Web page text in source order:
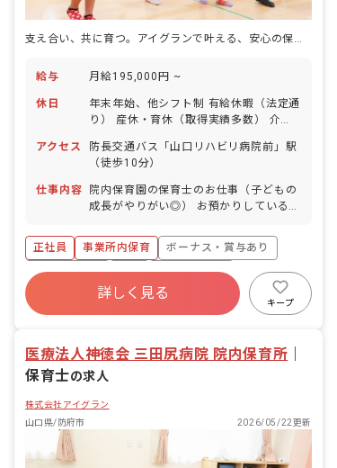
支え合い、共に育つ。アイグランで叶える、安心の保育士ライフ。
給与 月給195,000円 ~
休日
年末年始、他シフト制 有給休暇（法定通
り） 産休・育休（取得実績多数） 介護
または4週4日以上の休日を付与）
アクセス
防長交通バス「山口リハビリ病院前」駅
（徒歩10分）
仕事内容
院内保育園の保育士のお仕事（子どもの
成長がやりがい◎） お預かりしている子
食事・睡眠・排泄・清潔・衣類の着脱等
・集団生活を通じた社会性の装着 ・行事
の計画・実行、お知らせの作成
正社員 事業所内保育
ボーナス・賞与あり
社会保険完備
有給
福利厚生充実
昇給昇進あり
産休育休制度
詳しく見る
キープ
医療法人神徳会 三田尻病院 院内保育所
保育士の求人
株式会社アイグラン
山口県/防府市
2026/05/22更新